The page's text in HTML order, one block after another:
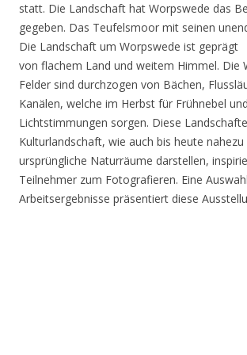
statt. Die Landschaft hat Worpswede das
gegeben. Das Teufelsmoor mit seinen
Die Landschaft um Worpswede ist geprägt
von flachem Land und weitem Himmel. Die
Felder sind durchzogen von Bächen,
Kanälen, welche im Herbst für Frühnebel
Lichtstimmungen sorgen. Diese
Kulturlandschaft, wie auch bis heute
ursprüngliche Naturräume darstellen,
Teilnehmer zum Fotografieren. Eine
Arbeitsergebnisse präsentiert diese